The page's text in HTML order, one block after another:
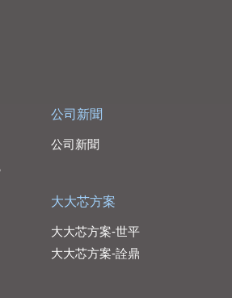
公司新聞
公司新聞
大大芯方案
大大芯方案-世平
大大芯方案-詮鼎